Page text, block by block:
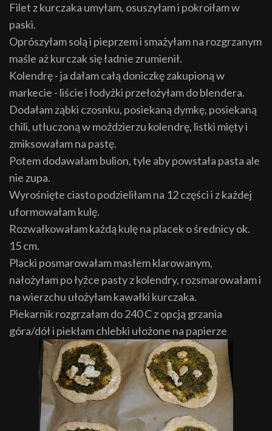
Filet z kurczaka umyłam, osuszyłam i pokroiłam w
paski.
Oprószyłam solą i pieprzem i smażyłam na rozgrzanym
maśle aż kurczak się ładnie zrumienił.
Kolendrę - ja dałam całą doniczkę zakupioną w
markecie - liście i łodyżki przełożyłam do blendera.
Dodałam ząbki czosnku, posiekaną dymkę, posiekaną
chili, utłuczoną w moździerzu kolendrę, listki mięty i
zmiksowałam na pastę.
Potem dodawałam bulion, tyle aby powstała pasta ale
nie zupa.
Wyrośnięte ciasto podzieliłam na 12 części i z każdej
uformowałam kulę.
Rozwałkowałam każdą kulę na placek o średnicy ok.
15 cm.
Placki posmarowałam masłem klarowanym,
nałożyłam po łyżce pasty z kolendry, rozsmarowałam i
na wierzchu ułożyłam kawałki kurczaka.
Piekarnik rozgrzałam do 240 C z opcją grzania
góra/dół i piekłam chlebki ułożone na papierze